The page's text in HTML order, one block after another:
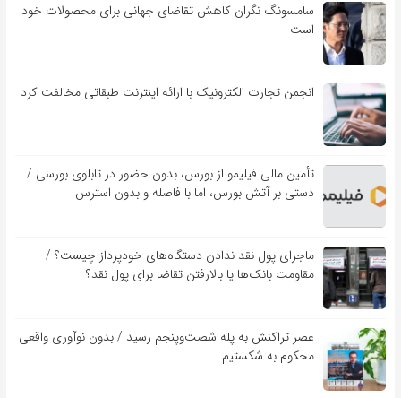
سامسونگ نگران کاهش تقاضای جهانی برای محصولات خود
است
انجمن تجارت الکترونیک با ارائه اینترنت طبقاتی مخالفت کرد
تأمین مالی فیلیمو از بورس، بدون حضور در تابلوی بورسی /
دستی بر آتش بورس، اما با فاصله و بدون استرس
ماجرای پول نقد ندادن دستگاه‌های خودپرداز چیست؟ /
مقاومت بانک‌ها یا بالارفتن تقاضا برای پول نقد؟
عصر تراکنش به پله شصت‌وپنجم رسید / بدون نوآوری واقعی
محکوم به شکستیم